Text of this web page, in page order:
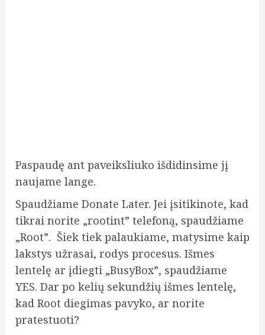
Paspaudę ant paveiksliuko išdidinsime jį
naujame lange.
Spaudžiame Donate Later. Jei įsitikinote, kad
tikrai norite „rootint” telefoną, spaudžiame
„Root”. Šiek tiek palaukiame, matysime kaip
lakstys užrasai, rodys procesus. Išmes
lentelę ar įdiegti „BusyBox”, spaudžiame
YES. Dar po kelių sekundžių išmes lentelę,
kad Root diegimas pavyko, ar norite
pratestuoti?